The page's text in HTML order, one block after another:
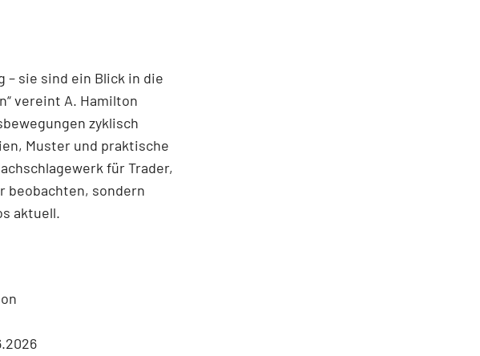
– sie sind ein Blick in die
vereint A. Hamilton
zyklisch
Muster und praktische
für Trader,
beobachten, sondern
aktuell.